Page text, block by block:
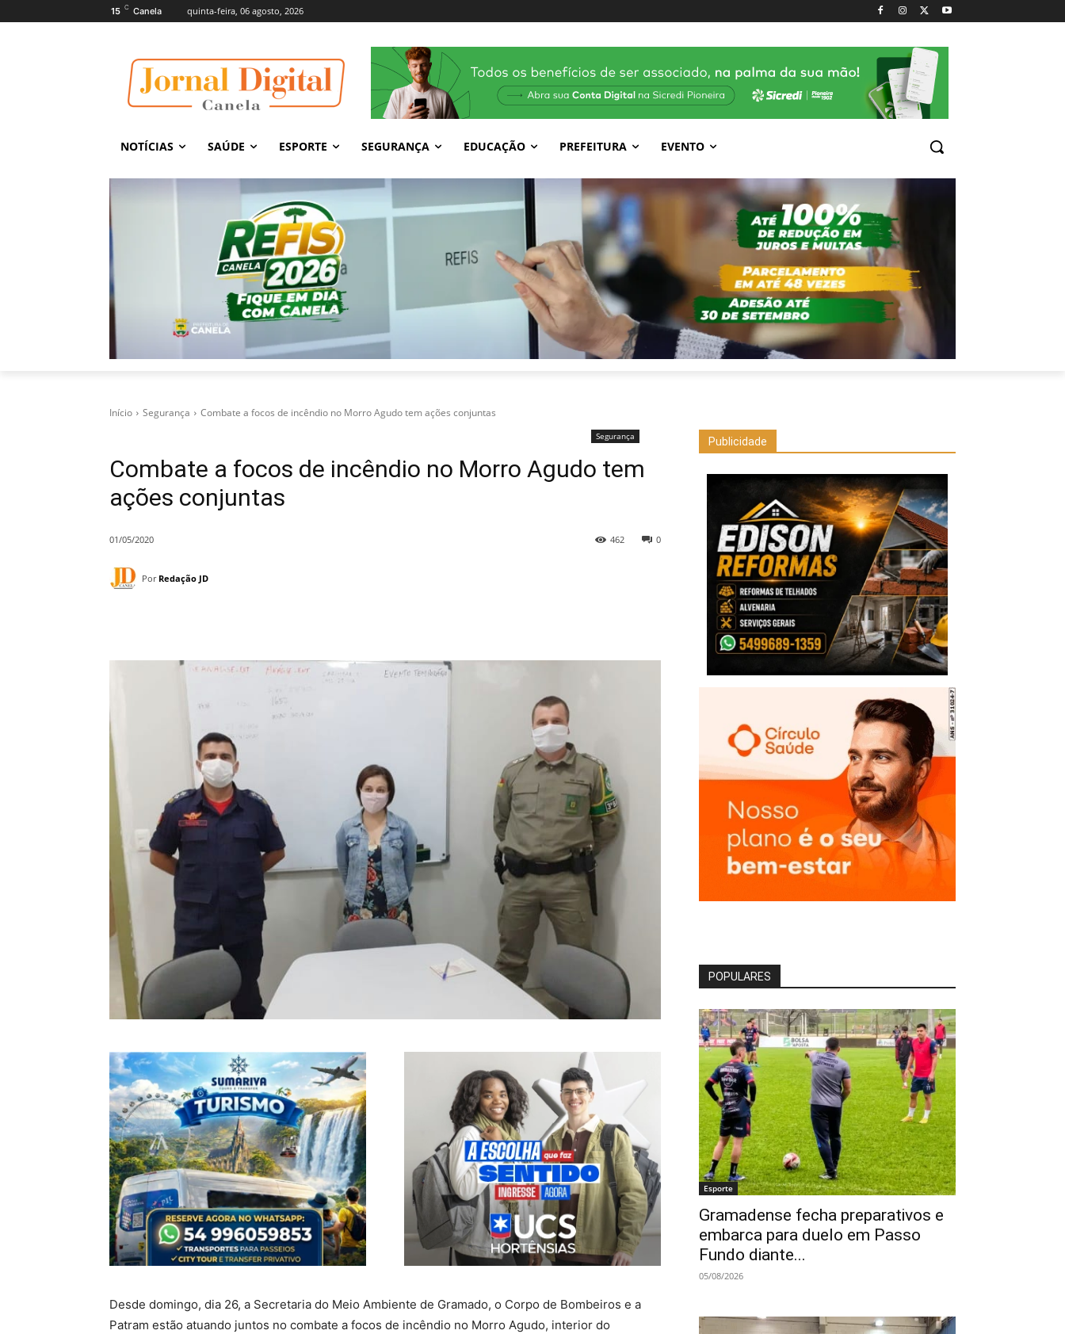
15 C Canela quinta-feira, 06 agosto, 2026
NOTÍCIAS SAÚDE ESPORTE SEGURANÇA EDUCAÇÃO PREFEITURA EVENTO
Início Segurança Combate a focos de incêndio no Morro Agudo tem ações conjuntas
Segurança
Combate a focos de incêndio no Morro Agudo tem
ações conjuntas
01/05/2020 0
462
Por Redação JD
Desde domingo, dia 26, a Secretaria do Meio Ambiente de Gramado, o Corpo de Bombeiros e a
Patram estão atuando juntos no combate a focos de incêndio no Morro Agudo, interior do
Publicidade
POPULARES
Esporte
Gramadense fecha preparativos e
embarca para duelo em Passo
Fundo diante...
05/08/2026